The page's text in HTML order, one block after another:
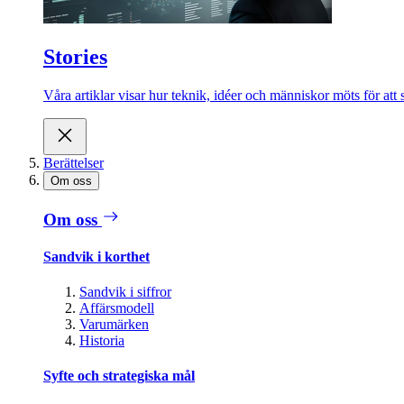
Stories
Våra artiklar visar hur teknik, idéer och människor möts för att
Berättelser
Om oss
Om oss
Sandvik i korthet
Sandvik i siffror
Affärsmodell
Varumärken
Historia
Syfte och strategiska mål